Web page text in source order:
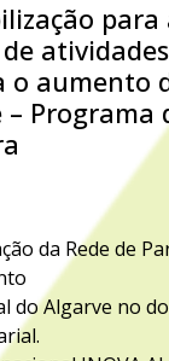
atividades
o aumento
Programa
da Rede de
do Algarve no